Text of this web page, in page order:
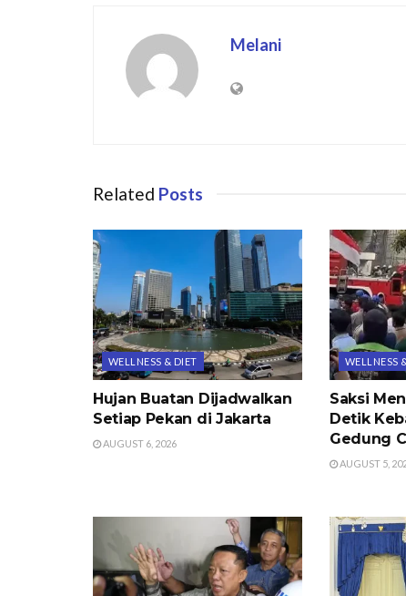
Melani
Related Posts
WELLNESS & DIET
Hujan Buatan Dijadwalkan
Setiap Pekan di Jakarta
AUGUST 6, 2026
WELLNESS
Saksi
Detik
Gedung
AUGUST 5,